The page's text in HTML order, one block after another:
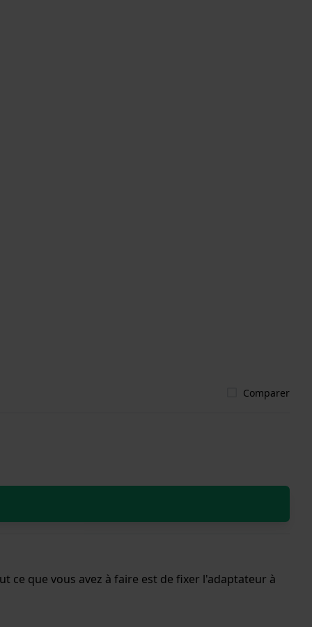
Comparer
que vous avez à faire est de fixer l'adaptateur à